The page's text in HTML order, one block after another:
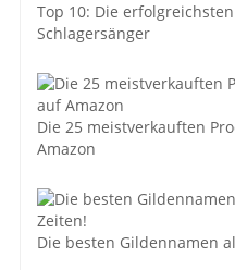
Top 10: Die
Schlagersänger
Die 25 meistverkauften
Amazon
Die besten Gildennamen